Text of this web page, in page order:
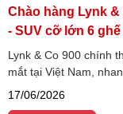
Chào hàng Lynk &
- SUV cỡ lớn 6
từ 3.069 tỷ đồng
Lynk & Co 900 chính
mắt tại Việt Nam,
thu hút sự chú ý nhờ
17/06/2026